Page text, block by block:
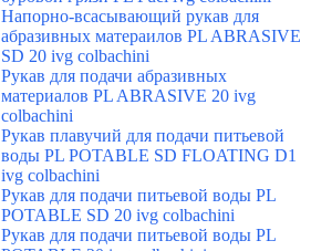
Напорно-всасывающий рукав для
абразивных матераилов PL ABRASIVE
SD 20 ivg colbachini
Рукав для подачи абразивных
материалов PL ABRASIVE 20 ivg
colbachini
Рукав плавучий для подачи питьевой
воды PL POTABLE SD FLOATING D1
ivg colbachini
Рукав для подачи питьевой воды PL
POTABLE SD 20 ivg colbachini
Рукав для подачи питьевой воды PL